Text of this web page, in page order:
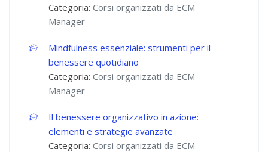
Categoria:Corsi organizzati da ECM
Manager
Mindfulness essenziale: strumenti per il
benessere quotidiano
Categoria:Corsi organizzati da ECM
Manager
Il benessere organizzativo in azione:
elementi e strategie avanzate
Categoria:Corsi organizzati da ECM